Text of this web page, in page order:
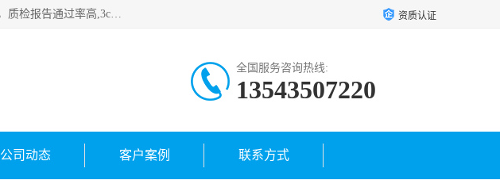
深圳万检通科技有限公司专注深圳CE认证，欧盟ce认证，*快捷，一站式全球认证服务团队专注欧盟食品，质检报告通过率高,3c认证优惠，欧盟公告机构授权代理，欢迎咨询 资质认证
全国服务咨询热线:
13543507220
公司动态 客户案例 联系方式